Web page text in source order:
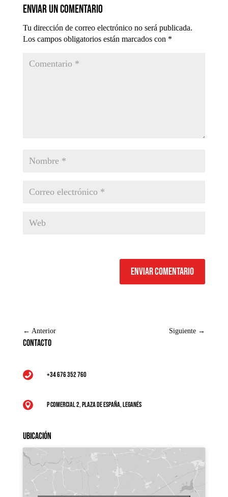
Enviar un comentario
Tu dirección de correo electrónico no será publicada.
Los campos obligatorios están marcados con *
Enviar comentario
← Anterior Siguiente →
Contacto
 +34 676 352 760
 P Comercial 2, Plaza de España, Leganés
Ubicación